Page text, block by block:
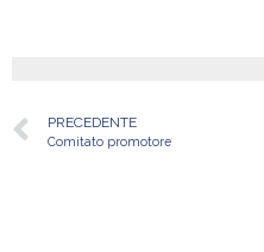
PRECEDENTE
Comitato promotore